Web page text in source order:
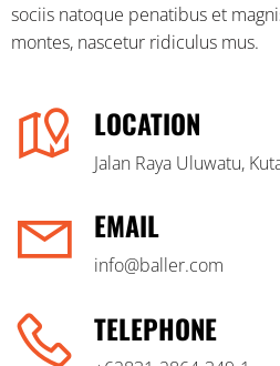
sociis natoque penatibus et
montes, nascetur ridiculus mus.
LOCATION
Jalan Raya Uluwatu,
EMAIL
info@baller.com
TELEPHONE